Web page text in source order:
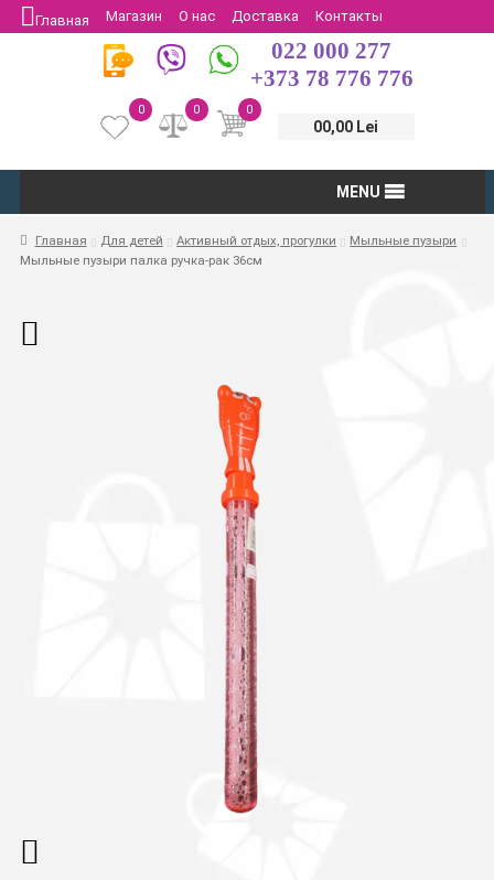
Главная Магазин О нас Доставка
Контакты
Защита потребителей
Возврат
022 000 277
+373 78 776 776
0
00,00 Lei
0
0
MENU
Главная Для детей Активный отдых, прогулки
Мыльные пузыри
Мыльные пузыри палка ручка-рак 36см